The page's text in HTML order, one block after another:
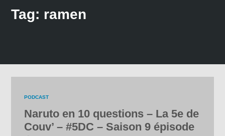
Tag: ramen
PODCAST
Naruto en 10 questions – La 5e de
Couv’ – #5DC – Saison 9 épisode